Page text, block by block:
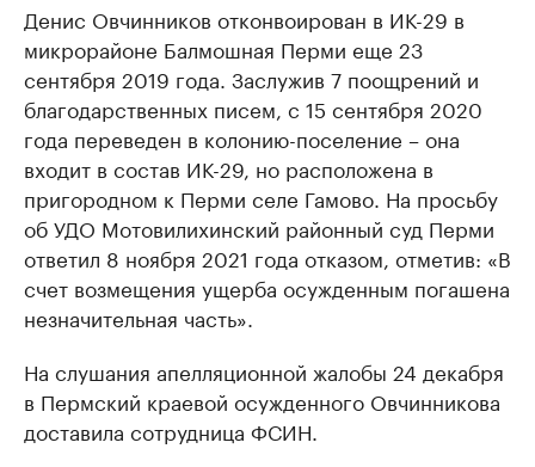
Денис Овчинников отконвоирован в ИК-29 в
микрорайоне Балмошная Перми еще 23
сентября 2019 года. Заслужив 7 поощрений и
благодарственных писем, с 15 сентября 2020
года переведен в колонию-поселение – она
входит в состав ИК-29, но расположена в
пригородном к Перми селе Гамово. На просьбу
об УДО Мотовилихинский районный суд Перми
ответил 8 ноября 2021 года отказом, отметив: «В
счет возмещения ущерба осужденным погашена
незначительная часть».
На слушания апелляционной жалобы 24 декабря
в Пермский краевой осужденного Овчинникова
доставила сотрудница ФСИН.